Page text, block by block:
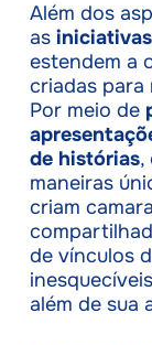
Além dos
as
estendem a
criadas para
Por meio de
de histórias,
maneiras
criam
de vínculos
além de sua